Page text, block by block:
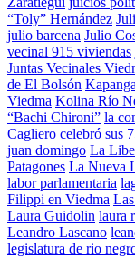
“Toly” Hernández
julio barcena Julio
vecinal 915 viviendas
Juntas Vecinales
de El Bolsón
Viedma Kolina Río
“Bachi Chironi” la
Cagliero celebró sus
juan domingo La
Patagones La Nueva
labor parlamentaria
Filippi en Viedma
Laura Guidolin laura
Leandro Lascano
legislatura de rio